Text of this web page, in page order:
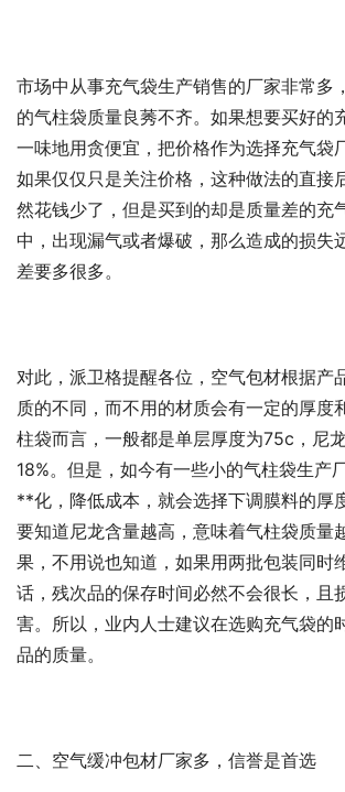
市场中从事充气袋生产销售的厂家非常多
的气柱袋质量良莠不齐。如果想要买好的
一味地用贪便宜，把价格作为选择充气袋
如果仅仅只是关注价格，这种做法的直接
然花钱少了，但是买到的却是质量差的充
中，出现漏气或者爆破，那么造成的损失
差要多很多。
对此，派卫格提醒各位，空气包材根据产
质的不同，而不用的材质会有一定的厚度
柱袋而言，一般都是单层厚度为75c，尼
18%。但是，如今有一些小的气柱袋生产
**化，降低成本，就会选择下调膜料的厚
要知道尼龙含量越高，意味着气柱袋质量
果，不用说也知道，如果用两批包装同时
话，残次品的保存时间必然不会很长，且
害。所以，业内人士建议在选购充气袋的
品的质量。
二、空气缓冲包材厂家多，信誉是首选